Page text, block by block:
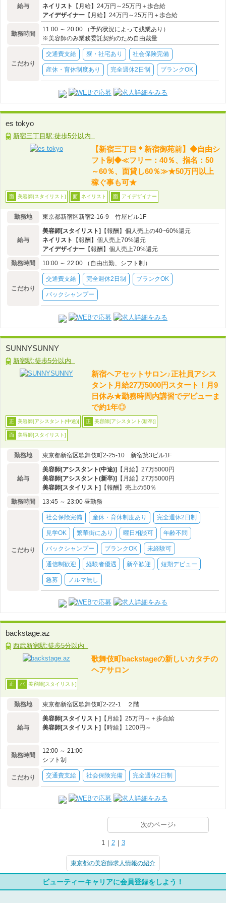
給与
ネイリスト
【月給】24万円～25万円＋歩合給
アイデザイナー 【月給】24万円～25万円＋歩合給
勤務時間
11:00 ～ 20:00 （予約状況によって残業あり）
※美容師のみ業務委託契約のため自由裁量
こだわり
交通費支給 寮・社宅あり 社会保険完備
産休・育休制度あり 完全週休2日制 ブランクOK
es tokyo
新宿三丁目駅:徒歩5分以内
【新宿三丁目＊新宿御苑前】◆自由シ
フト制◆≪フリー：40％、指名：50
～60％、面貸し60％≫★50万円以上
稼ぐ事も可★
面 美容師[スタイリスト] 面 ネイリスト 面 アイデザイナー
勤務地 東京都新宿区新宿2-16-9 竹屋ビル1F
給与
美容師[スタイリスト]
【報酬】個人売上の40~60%還元
ネイリスト
【報酬】個人売上70%還元
アイデザイナー 【報酬】個人売上70%還元
勤務時間
10:00 ～ 22:00 （自由出勤、シフト制）
こだわり
交通費支給 完全週休2日制 ブランクOK
バックシャンプー
SUNNYSUNNY
新宿駅:徒歩5分以内
新宿ヘアセットサロン♪正社員アシス
タント月給27万5000円スタート！月9
日休み★勤務時間内講習でデビューま
で約1年◎
正 美容師[アシスタント(中途)] 正 美容師[アシスタント(新卒)]
面 美容師[スタイリスト]
勤務地 東京都新宿区歌舞伎町2-25-10 新宿第3ビル1F
給与
美容師[アシスタント(中途)]
【月給】27万5000円
美容師[アシスタント(新卒)]
【月給】27万5000円
美容師[スタイリスト]
【報酬】売上の50％
勤務時間
13:45 ～ 23:00 昼勤務
こだわり
社会保険完備 産休・育休制度あり 完全週休2日制
見学OK 繁華街にあり 曜日相談可 年齢不問
バックシャンプー ブランクOK 未経験可
通信制歓迎 経験者優遇 新卒歓迎 短期デビュー
急募 ノルマ無し
backstage.az
西武新宿駅:徒歩5分以内
歌舞伎町backstageの新しいカタチの
ヘアサロン
正 パ 美容師[スタイリスト]
勤務地 東京都新宿区歌舞伎町2-22-1 ２階
給与
美容師[スタイリスト]
【月給】25万円～＋歩合給
美容師[スタイリスト]
【時給】1200円～
勤務時間
12:00 ～ 21:00
シフト制
こだわり 交通費支給 社会保険完備 完全週休2日制
次のページ›
1｜ 2｜ 3
東京都の美容師求人情報の紹介
ビューティーキャリアに会員登録をしよう！